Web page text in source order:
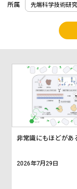
所属
非常識にもほどがあ
2026年7月29日